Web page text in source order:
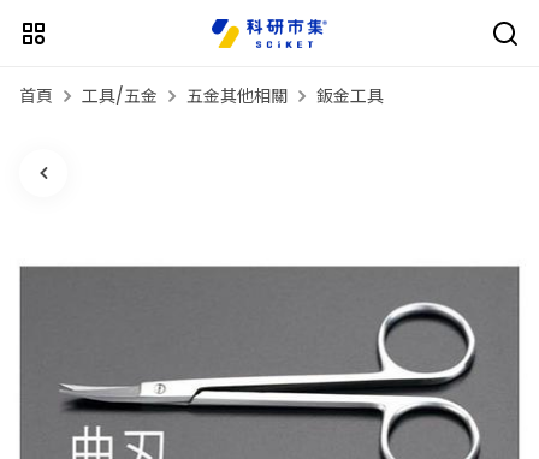
首頁 工具/五金 五金其他相關 鈑金工具